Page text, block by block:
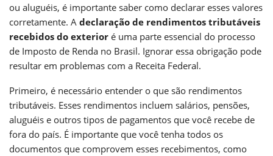
ou aluguéis, é importante saber como declarar esses valores
corretamente. A declaração de rendimentos tributáveis
recebidos do exterior é uma parte essencial do processo
de Imposto de Renda no Brasil. Ignorar essa obrigação pode
resultar em problemas com a Receita Federal.
Primeiro, é necessário entender o que são rendimentos
tributáveis. Esses rendimentos incluem salários, pensões,
aluguéis e outros tipos de pagamentos que você recebe de
fora do país. É importante que você tenha todos os
documentos que comprovem esses recebimentos, como